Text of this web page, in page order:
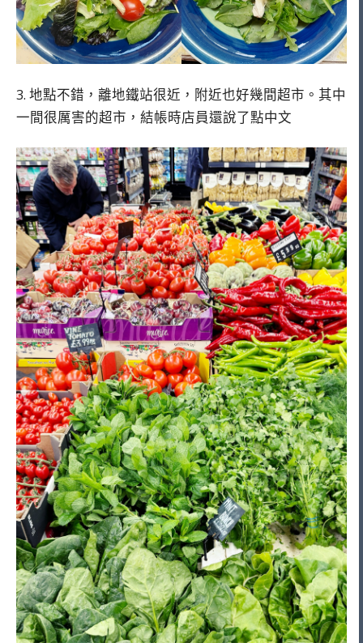
3. 地點不錯，離地鐵站很近，附近也好幾間超市。其中
一間很厲害的超市，結帳時店員還說了點中文